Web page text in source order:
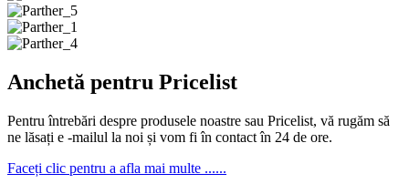
Anchetă pentru Pricelist
Pentru întrebări despre produsele noastre sau Pricelist, vă rugăm să
ne lăsați e -mailul la noi și vom fi în contact în 24 de ore.
Faceți clic pentru a afla mai multe ......